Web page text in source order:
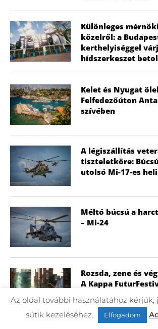
Különleges
közelről: a
kerthelyiséggel
hídszerkeszet
Kelet és Nyugat
Felfedezőúton
szívében
A légiszállítás
tiszteletköre:
utolsó Mi-17-es
Méltó búcsú a
– Mi-24
Rozsda, zene és
A Kappa
Rész)
Az oldal további használatához kérjük,
sütik kezeléséhez.
Elfogadom